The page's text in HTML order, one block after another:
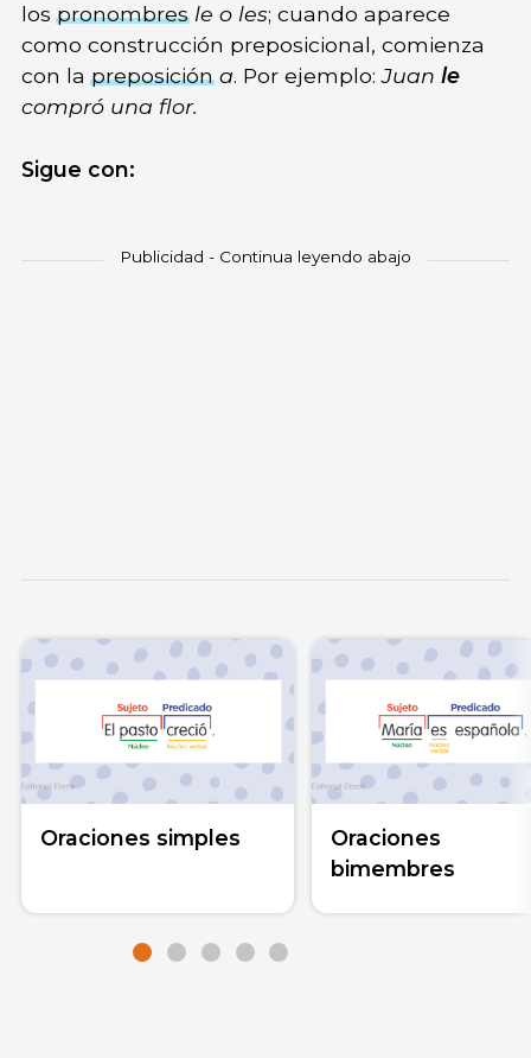
lospronombres le o les; cuando aparece
como construcción preposicional, comienza
con lapreposición a. Por ejemplo:Juan le
compró una flor.
Sigue con:
Oraciones simples
Oraciones
bimembres